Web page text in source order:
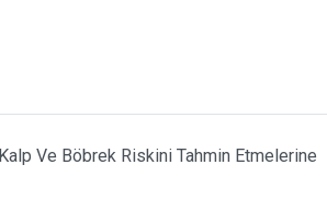
Ve Böbrek Riskini Tahmin Etmelerine